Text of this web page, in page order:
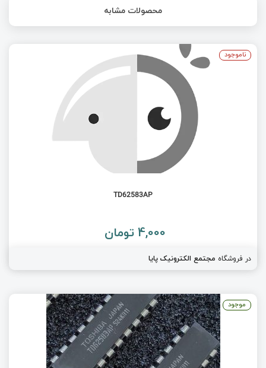
محصولات مشابه
TD62583AP
4,000 تومان
در فروشگاه مجتمع الکترونیک پایا
ناموجود
موجود